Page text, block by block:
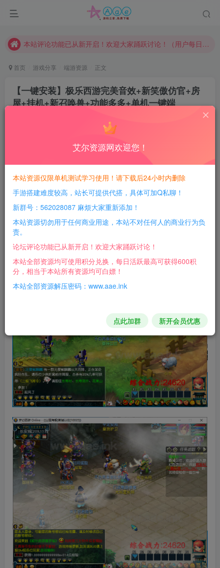
请勿相信任何评论区广告！以免上当受骗！
本站评论功能已从新开启！欢迎大家踊跃讨论！（用户每日活跃可得积分数量增加至600，加速获得更多免费资源！）
现在赞助会员享受专属折扣，详情点击此条公告。
首页 游戏分享 端游资源 正文
【一键安装】极乐西游完美音效+新笑傲仿官+房
屋+挂机+新召唤兽+功能多多+单机一键端
每日活跃最高可获得600积分！所有资源可以使用
积分免费兑换！
游戏介绍：
单机一键端，直接启动即可进入游戏！
游戏截图：
艾尔资源网欢迎您！
本站资源仅限单机测试学习使用！请下载后24小时内删除
手游搭建难度较高，站长可提供代搭，具体可加Q私聊！
新群号：562028087 麻烦大家重新添加！
本站资源切勿用于任何商业用途，本站不对任何人的商业行为负
责。
论坛评论功能已从新开启！欢迎大家踊跃讨论！
本站全部资源均可使用积分兑换，每日活跃最高可获得600积
分，相当于本站所有资源均可白嫖！
本站全部资源解压密码：www.aae.ink
点此加群 新开会员优惠